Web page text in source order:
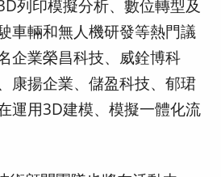
列印模擬分析、數位轉型及
車輛和無人機研發等熱門議
企業榮昌科技、威銓博科
康揚企業、儲盈科技、郁珺
運用3D建模、模擬一體化流